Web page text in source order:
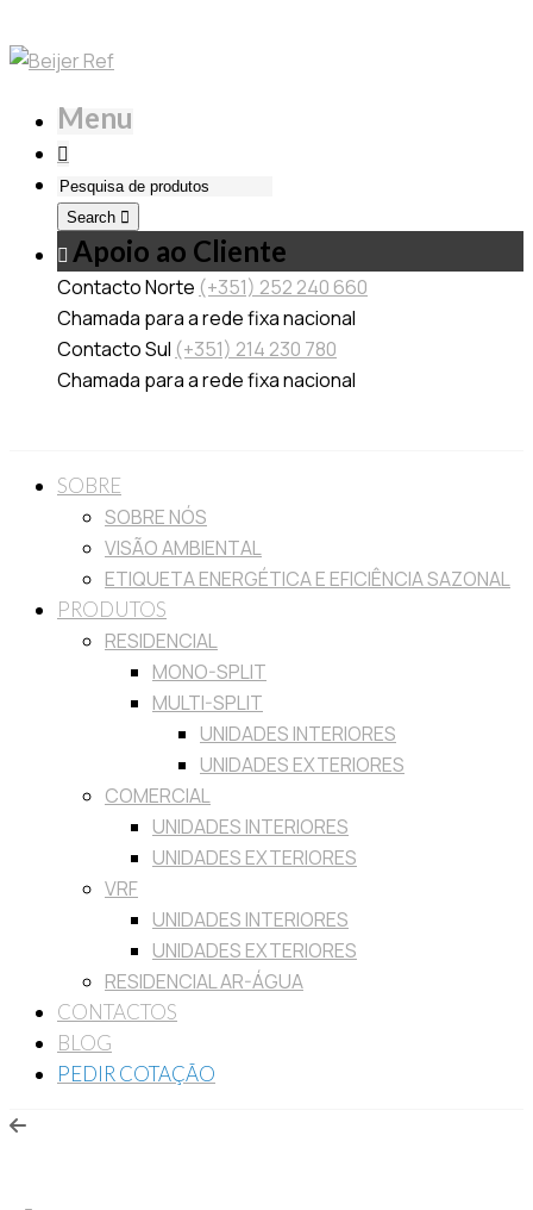
Menu
Search
Apoio ao Cliente
Contacto Norte (+351) 252 240 660
Chamada para a rede fixa nacional
Contacto Sul (+351) 214 230 780
Chamada para a rede fixa nacional
SOBRE
SOBRE NÓS
VISÃO AMBIENTAL
ETIQUETA ENERGÉTICA E EFICIÊNCIA SAZONAL
PRODUTOS
RESIDENCIAL
MONO-SPLIT
MULTI-SPLIT
UNIDADES INTERIORES
UNIDADES EXTERIORES
COMERCIAL
UNIDADES INTERIORES
UNIDADES EXTERIORES
VRF
UNIDADES INTERIORES
UNIDADES EXTERIORES
RESIDENCIAL AR-ÁGUA
CONTACTOS
BLOG
PEDIR COTAÇÃO